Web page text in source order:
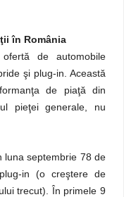
în România
de automobile
şi plug-in. Această
de piaţă din
pieţei generale, nu
luna septembrie 78 de
in (o creştere de
trecut). În primele 9